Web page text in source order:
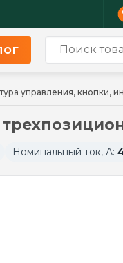
управления, кнопки,
Номинальный ток, А: